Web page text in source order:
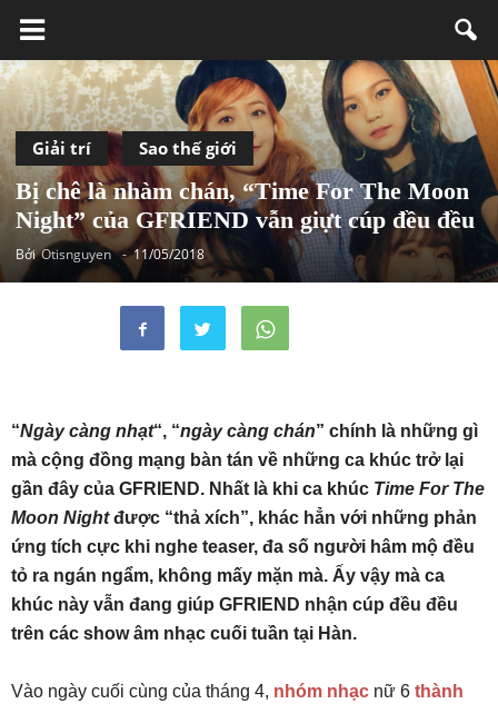
Giải trí Sao thế giới
Bị chê là nhàm chán, “Time For The Moon
Night” của GFRIEND vẫn giựt cúp đều đều
BởiOtisnguyen - 11/05/2018
“Ngày càng nhạt“, “ngày càng chán” chính là những gì
mà cộng đồng mạng bàn tán về những ca khúc trở lại
gần đây của GFRIEND. Nhất là khi ca khúc Time For The
Moon Nightđược “thả xích”, khác hẳn với những phản
ứng tích cực khi nghe teaser, đa số người hâm mộ đều
tỏ ra ngán ngẩm, không mấy mặn mà. Ấy vậy mà ca
khúc này vẫn đang giúp GFRIEND nhận cúp đều đều
trên các show âm nhạc cuối tuần tại Hàn.
Vào ngày cuối cùng của tháng 4, nhóm nhạc nữ 6 thành